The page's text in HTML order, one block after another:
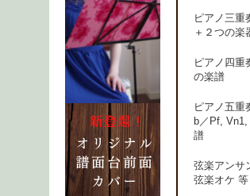
ピアノ三重
＋２つの楽
ピアノ四重
の楽譜
ピアノ五
b／Pf,
譜
弦楽アンサ
弦楽オケ 等